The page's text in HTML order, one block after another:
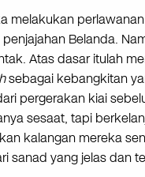
melakukan
Belanda.
Atas dasar itulah
sebagai kebangkitan
pergerakan kiai
sesaat, tapi
kalangan mereka
sanad yang jelas dan